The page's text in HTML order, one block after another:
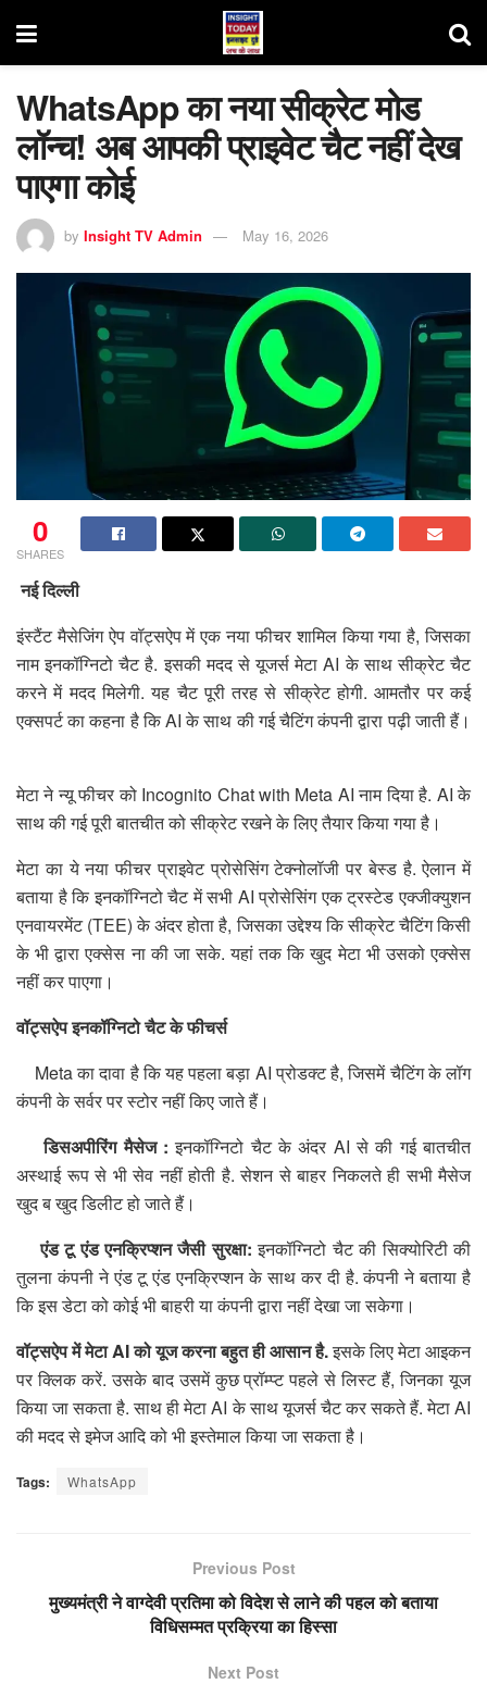
WhatsApp का नया सीक्रेट मोड
लॉन्च! अब आपकी प्राइवेट चैट नहीं देख
पाएगा कोई
by Insight TV Admin May 16, 2026
0
SHARES
नई दिल्ली
इंस्टैंट मैसेजिंग ऐप वॉट्सऐप में एक नया फीचर शामिल किया गया है, जिसका
नाम इनकॉग्निटो चैट है. इसकी मदद से यूजर्स मेटा AI के साथ सीक्रेट चैट
करने में मदद मिलेगी. यह चैट पूरी तरह से सीक्रेट होगी. आमतौर पर कई
एक्सपर्ट का कहना है कि AI के साथ की गई चैटिंग कंपनी द्वारा पढ़ी जाती हैं।
मेटा ने न्यू फीचर को Incognito Chat with Meta AI नाम दिया है. AI के
साथ की गई पूरी बातचीत को सीक्रेट रखने के लिए तैयार किया गया है।
मेटा का ये नया फीचर प्राइवेट प्रोसेसिंग टेक्नोलॉजी पर बेस्ड है. ऐलान में
बताया है कि इनकॉग्निटो चैट में सभी AI प्रोसेसिंग एक ट्रस्टेड एक्जीक्युशन
एनवायरमेंट (TEE) के अंदर होता है, जिसका उद्देश्य कि सीक्रेट चैटिंग किसी
के भी द्वारा एक्सेस ना की जा सके. यहां तक कि खुद मेटा भी उसको एक्सेस
नहीं कर पाएगा।
वॉट्सऐप इनकॉग्निटो चैट के फीचर्स
Meta का दावा है कि यह पहला बड़ा AI प्रोडक्ट है, जिसमें चैटिंग के लॉग
कंपनी के सर्वर पर स्टोर नहीं किए जाते हैं।
डिसअपीरिंग मैसेज :इनकॉग्निटो चैट के अंदर AI से की गई बातचीत
अस्थाई रूप से भी सेव नहीं होती है. सेशन से बाहर निकलते ही सभी मैसेज
खुद ब खुद डिलीट हो जाते हैं।
एंड टू एंड एनक्रिप्शन जैसी सुरक्षा:इनकॉग्निटो चैट की सिक्योरिटी की
तुलना कंपनी ने एंड टू एंड एनक्रिप्शन के साथ कर दी है. कंपनी ने बताया है
कि इस डेटा को कोई भी बाहरी या कंपनी द्वारा नहीं देखा जा सकेगा।
वॉट्सऐप में मेटा AI को यूज करना बहुत ही आसान है.इसके लिए मेटा आइकन
पर क्लिक करें. उसके बाद उसमें कुछ प्रॉम्प्ट पहले से लिस्ट हैं, जिनका यूज
किया जा सकता है. साथ ही मेटा AI के साथ यूजर्स चैट कर सकते हैं. मेटा AI
की मदद से इमेज आदि को भी इस्तेमाल किया जा सकता है।
Tags: WhatsApp
Previous Post
मुख्यमंत्री ने वाग्देवी प्रतिमा को विदेश से लाने की पहल को बताया
विधिसम्मत प्रक्रिया का हिस्सा
Next Post